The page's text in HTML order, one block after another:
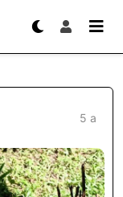
5 a